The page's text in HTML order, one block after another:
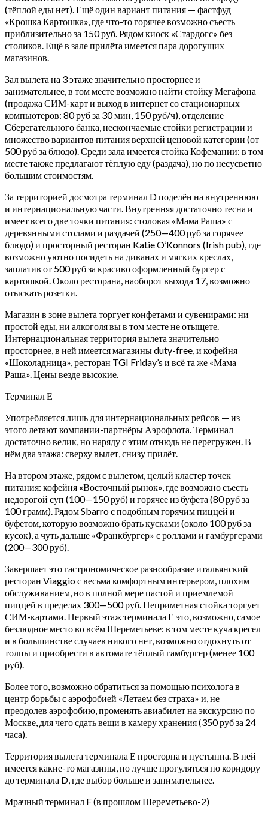
(тёплой еды нет). Ещё один вариант питания — фастфуд
«Крошка Картошка», где что-то горячее возможно съесть
приблизительно за 150 руб. Рядом киоск «Стардогс» без
столиков. Ещё в зале прилёта имеется пара дорогущих
магазинов.
Зал вылета на 3 этаже значительно просторнее и
занимательнее, в том месте возможно найти стойку Мегафона
(продажа СИМ-карт и выход в интернет со стационарных
компьютеров: 80 руб за 30 мин, 150 руб/ч), отделение
Сберегательного банка, нескончаемые стойки регистрации и
множество вариантов питания верхней ценовой категории (от
500 руб за блюдо). Среди зала имеется стойка Кофемании: в том
месте также предлагают тёплую еду (раздача), но по несусветно
большим стоимостям.
За территорией досмотра терминал D поделён на внутреннюю
и интернациональную части. Внутренняя достаточно тесна и
имеет всего две точки питания: столовая «Мама Раша» с
деревянными столами и раздачей (250—400 руб за горячее
блюдо) и просторный ресторан Katie O’Konnors (Irish pub), где
возможно уютно посидеть на диванах и мягких креслах,
заплатив от 500 руб за красиво оформленный бургер с
картошкой. Около ресторана, наоборот выхода 17, возможно
отыскать розетки.
Магазин в зоне вылета торгует конфетами и сувенирами: ни
простой еды, ни алкоголя вы в том месте не отыщете.
Интернациональная территория вылета значительно
просторнее, в ней имеется магазины duty-free, и кофейня
«Шоколадница», ресторан TGI Friday’s и всё та же «Мама
Раша». Цены везде высокие.
Терминал Е
Употребляется лишь для интернациональных рейсов — из
этого летают компании-партнёры Аэрофлота. Терминал
достаточно велик, но наряду с этим отнюдь не перегружен. В
нём два этажа: сверху вылет, снизу прилёт.
На втором этаже, рядом с вылетом, целый кластер точек
питания: кофейня «Восточный рынок», где возможно съесть
недорогой суп (100—150 руб) и горячее из буфета (80 руб за
100 грамм). Рядом Sbarro с подобным горячим пиццей и
буфетом, которую возможно брать кусками (около 100 руб за
кусок), а чуть дальше «Франкбургер» с роллами и гамбургерами
(200—300 руб).
Завершает это гастрономическое разнообразие итальянский
ресторан Viaggio с весьма комфортным интерьером, плохим
обслуживанием, но в полной мере пастой и приемлемой
пиццей в пределах 300—500 руб. Неприметная стойка торгует
СИМ-картами. Первый этаж терминала Е это, возможно, самое
безлюдное место во всём Шереметьеве: в том месте куча кресел
и в большинстве случаев никого нет, возможно отдохнуть от
толпы и приобрести в автомате тёплый гамбургер (менее 100
руб).
Более того, возможно обратиться за помощью психолога в
центр борьбы с аэрофобией «Летаем без страха» и, не
преодолев аэрофобию, променять авиабилет на экскурсию по
Москве, для чего сдать вещи в камеру хранения (350 руб за 24
часа).
Территория вылета терминала Е просторна и пустынна. В ней
имеется какие-то магазины, но лучше прогуляться по коридору
до терминала D, где выбор больше и занимательнее.
Мрачный терминал F (в прошлом Шереметьево-2)